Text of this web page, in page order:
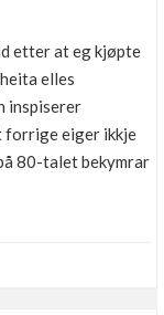
etter at eg kjøpte
elles
inspiserer
forrige eiger ikkje
80-talet bekymrar